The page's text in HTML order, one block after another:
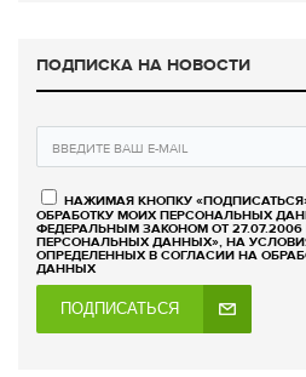
ПОДПИСКА НА НОВОСТИ
НАЖИМАЯ КНОПКУ
ОБРАБОТКУ МОИХ ПЕРСОНАЛЬНЫХ
ФЕДЕРАЛЬНЫМ ЗАКОНОМ ОТ
ПЕРСОНАЛЬНЫХ ДАННЫХ», НА
ОПРЕДЕЛЕННЫХ В СОГЛАСИИ НА
ДАННЫХ
ПОДПИСАТЬСЯ